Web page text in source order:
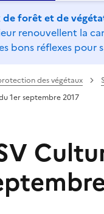
forêt et de
renouvellent la
bons réflexes pour
des végétaux
1er septembre 2017